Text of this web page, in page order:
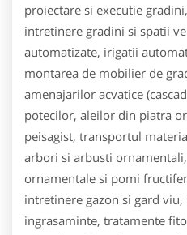
proiectare si executie
intretinere gradini si spatii
automatizate, irigatii
montarea de mobilier de
amenajarilor acvatice
potecilor, aleilor din piatra
peisagist, transportul
arbori si arbusti
ornamentale si pomi
intretinere gazon si gard
ingrasaminte, tratamente